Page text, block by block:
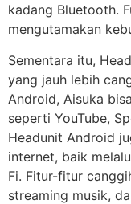
kadang Bluetooth.
mengutamakan
Sementara itu,
yang jauh lebih
Android, Aisuka
seperti YouTube,
Headunit Android
internet, baik
Fi. Fitur-fitur
streaming musik,